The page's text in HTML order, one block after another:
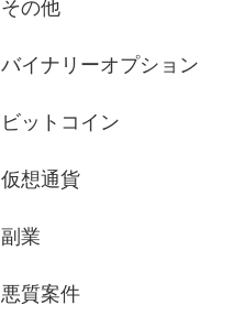
その他
バイナリーオプション
ビットコイン
仮想通貨
副業
悪質案件